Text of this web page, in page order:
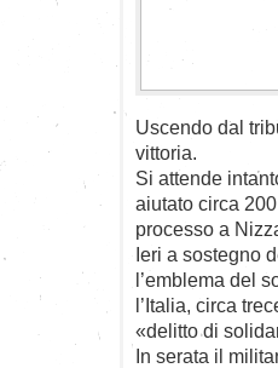
Uscendo dal
vittoria.
Si attende
aiutato circa
processo a
Ieri a sostegno
l’emblema del
l’Italia, circa
«delitto di
In serata il